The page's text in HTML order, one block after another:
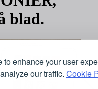
to enhance your user
our traffic. Cookie
blad.